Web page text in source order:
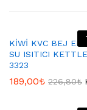
KİWİ KVC BEJ
SU ISITICI
3323
189,00₺ 226,80₺